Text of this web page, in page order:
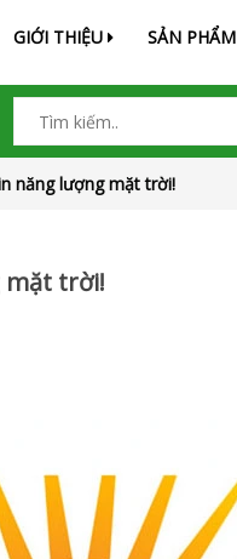
GIỚI THIỆU SẢN PHẨM
năng lượng mặt trời!
mặt trời!